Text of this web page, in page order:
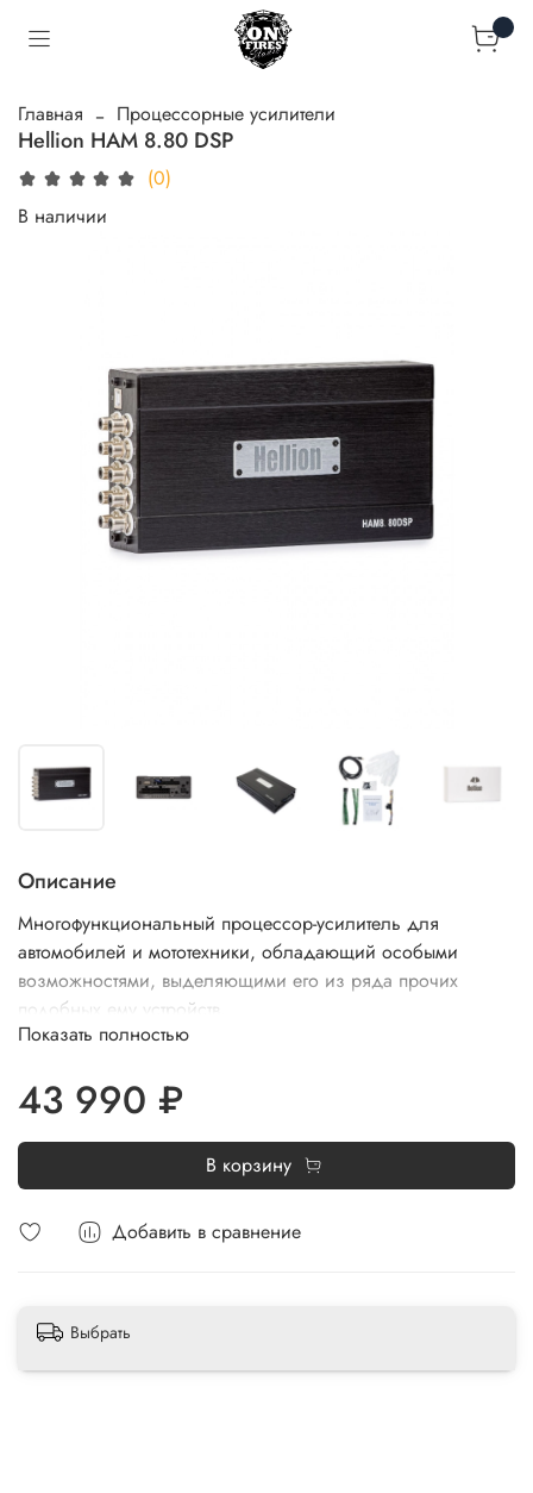
Главная Процессорные усилители
Hellion HAM 8.80 DSP
(0)
В наличии
Добавить в сравнение
Описание
Многофункциональный процессор-усилитель для
автомобилей и мототехники, обладающий особыми
возможностями, выделяющими его из ряда прочих
подобных ему устройств.
Показать полностью
43 990 ₽
В корзину
Выбрать